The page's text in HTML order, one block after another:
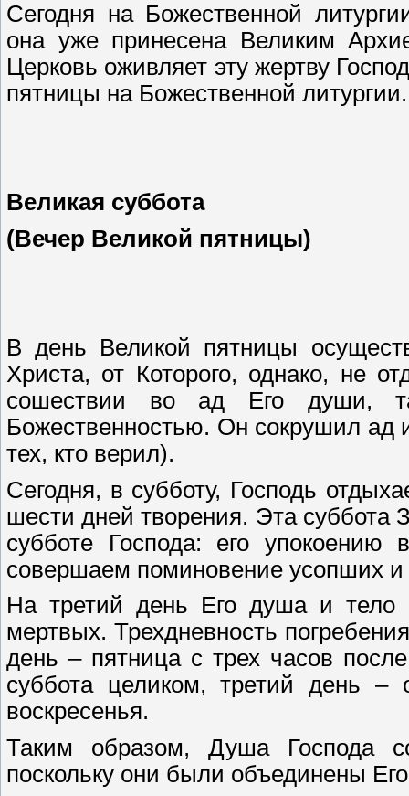
Сегодня на Божественной
она уже принесена Великим
Церковь оживляет эту жертву
пятницы на Божественной литургии.
Великая суббота
(Вечер Великой пятницы)
В день Великой пятницы
Христа, от Которого, однако, не
сошествии во ад Его души,
Божественностью. Он сокрушил ад
тех, кто верил).
Сегодня, в субботу, Господь
шести дней творения. Эта суббота
субботе Господа: его
совершаем поминовение усопших
На третий день Его душа и тело
мертвых. Трехдневность
день – пятница с трех часов
суббота целиком, третий день –
воскресенья.
Таким образом, Душа Господа
поскольку они были объединены